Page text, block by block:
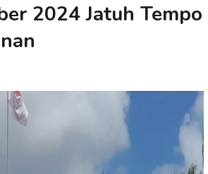
2024 Jatuh Tempo